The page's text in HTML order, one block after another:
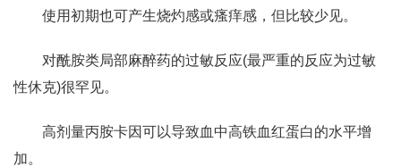
使用初期也可产生烧灼感或瘙痒感，但比较少见。
对酰胺类局部麻醉药的过敏反应(最严重的反应为过敏
性休克)很罕见。
高剂量丙胺卡因可以导致血中高铁血红蛋白的水平增
加。